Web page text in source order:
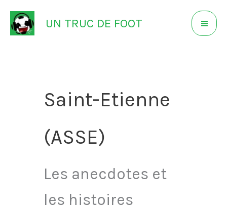
Aller
au
UN TRUC DE FOOT
Saint-Etienne
(ASSE)
Les anecdotes et
les histoires